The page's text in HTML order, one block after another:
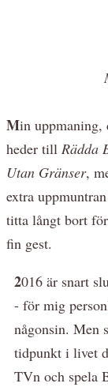
Min
heder till Rädda
Utan Gränser,
extra
titta långt bort
fin gest.
2016 är snart
- för mig
någonsin. Men
tidpunkt i livet
TVn och spela